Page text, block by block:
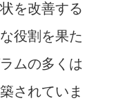
を改善する
役割を果た
ムの多くは
されていま